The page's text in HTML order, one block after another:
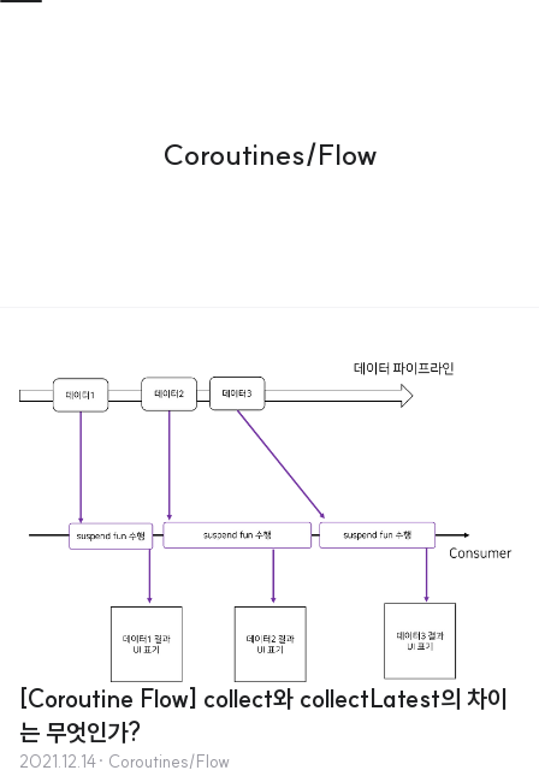
Coroutines/Flow
[Coroutine Flow] collect와 collectLatest의 차이
는 무엇인가?
2021.12.14· Coroutines/Flow